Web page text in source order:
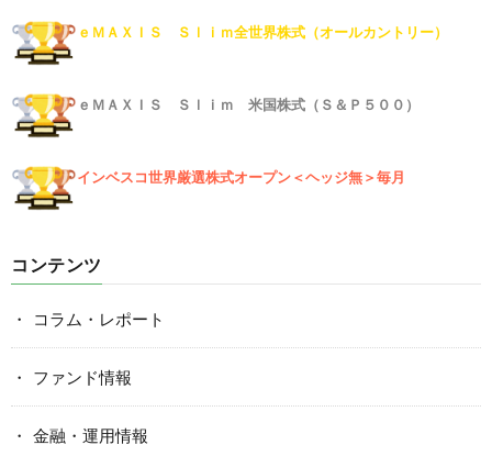
ｅＭＡＸＩＳ Ｓｌｉｍ全世界株式（オールカントリー）
ｅＭＡＸＩＳ Ｓｌｉｍ 米国株式（Ｓ＆Ｐ５００）
インベスコ世界厳選株式オープン＜ヘッジ無＞毎月
コンテンツ
コラム・レポート
ファンド情報
金融・運用情報